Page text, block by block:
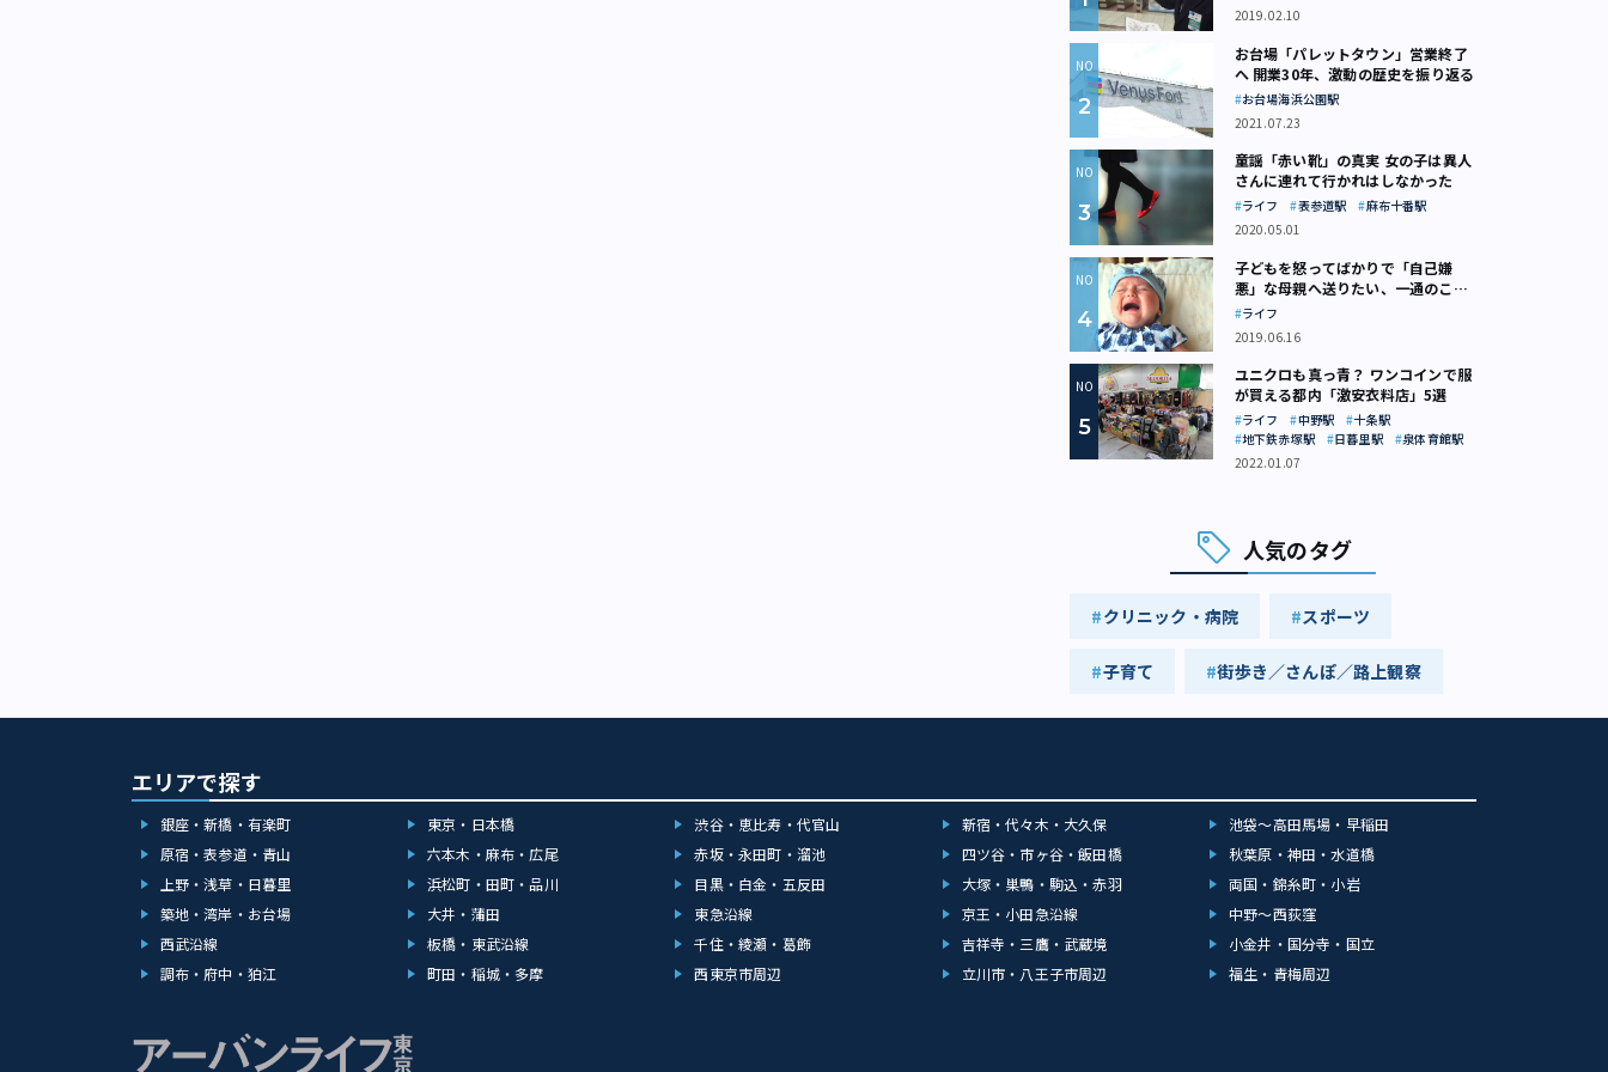
2019.02.10
お台場「パレットタウン」営業終了
へ 開業30年、激動の歴史を振り返る
お台場海浜公園駅
2021.07.23
童謡「赤い靴」の真実 女の子は異人
さんに連れて行かれはしなかった
ライフ 表参道駅
麻布十番駅
2020.05.01
子どもを怒ってばかりで「自己嫌
悪」な母親へ送りたい、一通のここ
ろの処方箋
ライフ
2019.06.16
ユニクロも真っ青？ ワンコインで服
が買える都内「激安衣料店」5選
ライフ 中野駅
十条駅
地下鉄赤塚駅
日暮里駅
泉体育館駅
2022.01.07
人気のタグ
クリニック・病院 スポーツ
子育て 街歩き／さんぽ／路上観察
エリアで探す
銀座・新橋・有楽町 東京・日本橋 渋谷・恵比寿・代官山 新宿・代々木・大久保
池袋～高田馬場・早稲田
原宿・表参道・青山
六本木・麻布・広尾 赤坂・永田町・溜池 四ツ谷・市ヶ谷・飯田橋
秋葉原・神田・水道橋
上野・浅草・日暮里
浜松町・田町・品川 目黒・白金・五反田 大塚・巣鴨・駒込・赤羽
両国・錦糸町・小岩
築地・湾岸・お台場
大井・蒲田 東急沿線 京王・小田急沿線
中野～西荻窪
西武沿線
板橋・東武沿線 千住・綾瀬・葛飾 吉祥寺・三鷹・武蔵境
小金井・国分寺・国立
調布・府中・狛江
町田・稲城・多摩 西東京市周辺 立川市・八王子市周辺 福生・青梅周辺